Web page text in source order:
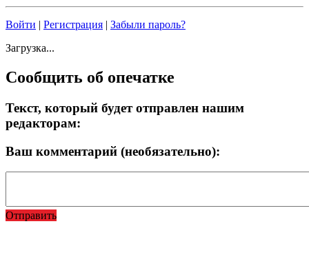
Войти | Регистрация | Забыли пароль?
Загрузка...
Сообщить об опечатке
Текст, который будет отправлен нашим
редакторам:
Ваш комментарий (необязательно):
Отправить